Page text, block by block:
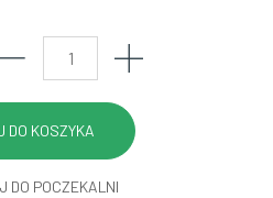
DO POCZEKALNI